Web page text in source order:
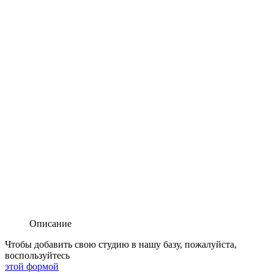
Описание
Чтобы добавить свою студию в нашу базу, пожалуйста,
воспользуйтесь
этой формой